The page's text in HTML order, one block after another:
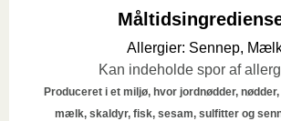
Allergier: Sennep,
Kan indeholde spor af
Produceret i et miljø, hvor jordnødder,
mælk, skaldyr, fisk, sesam, sulfitter og